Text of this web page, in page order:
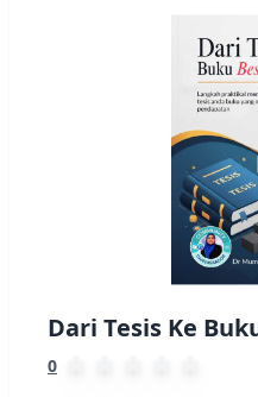
Dari Tesis Ke
0